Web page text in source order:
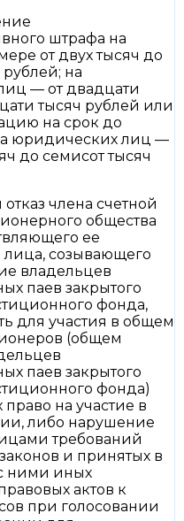
штрафа на
от двух тысяч до
на
— от двадцати
тысяч рублей или
на срок до
юридических лиц —
до семисот тысяч
члена счетной
общества
ее
созывающего
владельцев
паев закрытого
фонда,
для участия в общем
(общем
паев закрытого
фонда)
на участие в
либо нарушение
требований
и принятых в
ними иных
актов к
при голосовании